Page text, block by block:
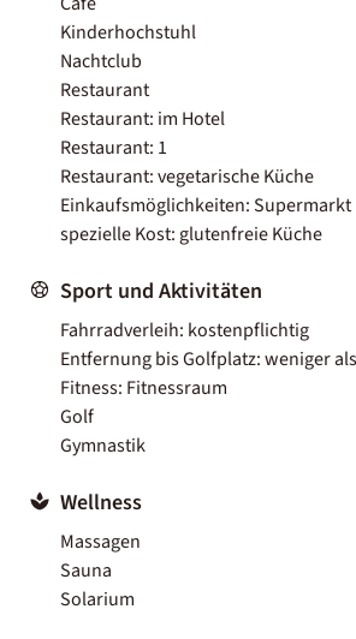
Kinderhochstuhl
Nachtclub
Restaurant
Restaurant: im Hotel
Restaurant: 1
Restaurant: vegetarische Küche
Einkaufsmöglichkeiten: Supermarkt
spezielle Kost: glutenfreie Küche
Sport und Aktivitäten
Fahrradverleih: kostenpflichtig
Entfernung bis Golfplatz: weniger
Fitness: Fitnessraum
Golf
Gymnastik
Wellness
Massagen
Sauna
Solarium